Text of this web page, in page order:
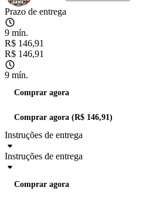
Prazo de entrega
9 mín.
R$ 146,91
R$ 146,91
9 mín.
Comprar agora
Comprar agora (R$ 146,91)
Instruções de entrega
Instruções de entrega
Comprar agora